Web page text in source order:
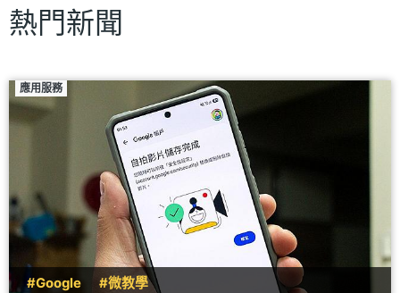
熱門新聞
應用服務
#Google #微教學